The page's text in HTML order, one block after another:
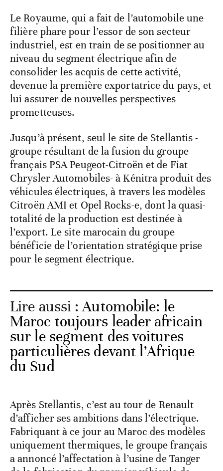
Le Royaume, qui a fait de l’automobile une
filière phare pour l’essor de son secteur
industriel, est en train de se positionner au
niveau du segment électrique afin de
consolider les acquis de cette activité,
devenue la première exportatrice du pays, et
lui assurer de nouvelles perspectives
prometteuses.
Jusqu’à présent, seul le site de Stellantis -
groupe résultant de la fusion du groupe
français PSA Peugeot-Citroën et de Fiat
Chrysler Automobiles- à Kénitra produit des
véhicules électriques, à travers les modèles
Citroën AMI et Opel Rocks-e, dont la quasi-
totalité de la production est destinée à
l’export. Le site marocain du groupe
bénéficie de l’orientation stratégique prise
pour le segment électrique.
Lire aussi :Automobile: le
Maroc toujours leader africain
sur le segment des voitures
particulières devant l’Afrique
du Sud
Après Stellantis, c’est au tour de Renault
d’afficher ses ambitions dans l’électrique.
Fabriquant à ce jour au Maroc des modèles
uniquement thermiques, le groupe français
a annoncé l’affectation à l’usine de Tanger